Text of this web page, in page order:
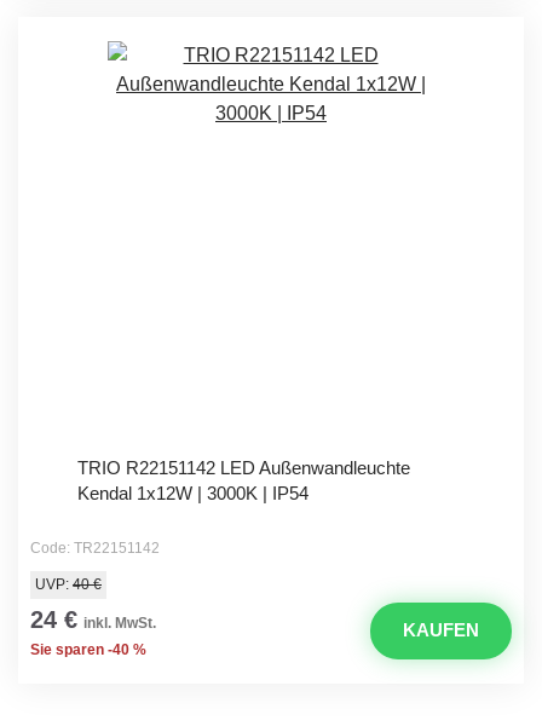
TRIO R22151142 LED Außenwandleuchte
Kendal 1x12W | 3000K | IP54
Code: TR22151142
UVP: 40 €
24 € inkl. MwSt.
Sie sparen -40 %
KAUFEN